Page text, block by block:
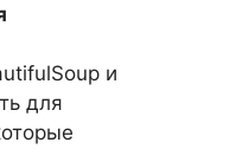
и
для